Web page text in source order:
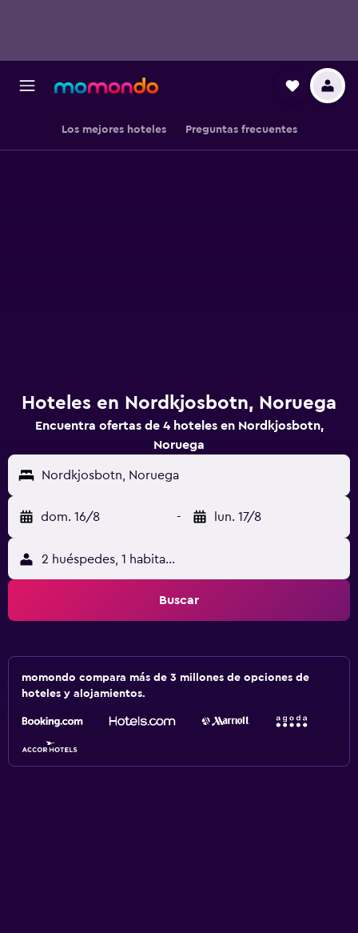
Los mejores hoteles Preguntas frecuentes
Hoteles en Nordkjosbotn, Noruega
Encuentra ofertas de 4 hoteles en Nordkjosbotn,
Noruega
Nordkjosbotn, Noruega
dom. 16/8 - lun. 17/8
2 huéspedes, 1 habitación
Buscar
momondo compara más de 3 millones de opciones de
hoteles y alojamientos.